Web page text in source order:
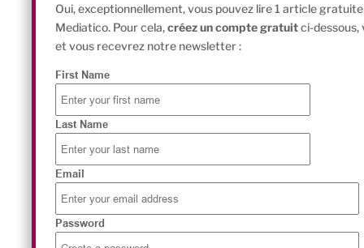
Oui, exceptionnellement, vous pouvez lire 1 article
Mediatico. Pour cela,créez un compte gratuitci-dessous,
et vous recevrez notre newsletter :
First Name
Last Name
Email
Password